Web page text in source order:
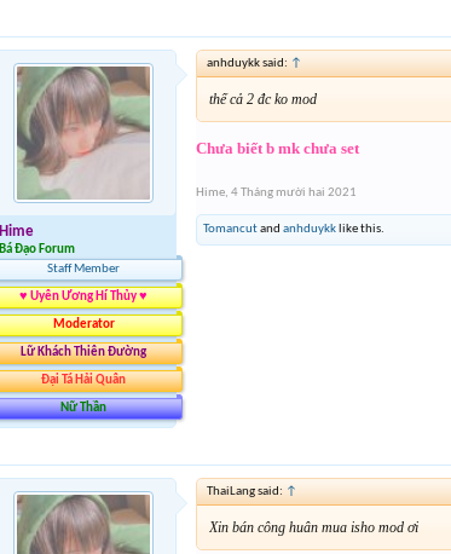
Hime
Bá Đạo Forum
Staff Member
♥ Uyên Ương Hí Thủy ♥
Moderator
Lữ Khách Thiên Đường
Đại Tá Hải Quân
Nữ Thần
anhduykk said: ↑
thế cả 2 đc ko mod
Chưa biết b mk chưa set
Hime, 4 Tháng mười hai 2021
Tomancutand anhduykk like this.
ThaiLang said: ↑
Xin bán công huân mua isho mod ơi